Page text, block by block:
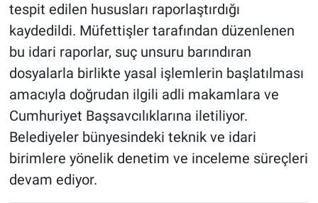
tespit edilen hususları raporlaştırdığı
kaydedildi. Müfettişler tarafından düzenlenen
bu idari raporlar, suç unsuru barındıran
dosyalarla birlikte yasal işlemlerin başlatılması
amacıyla doğrudan ilgili adli makamlara ve
Cumhuriyet Başsavcılıklarına iletiliyor.
Belediyeler bünyesindeki teknik ve idari
birimlere yönelik denetim ve inceleme süreçleri
devam ediyor.